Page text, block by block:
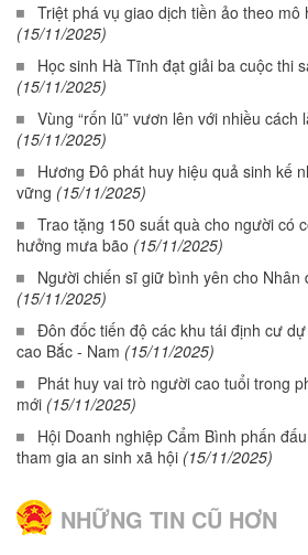
Triệt phá vụ giao dịch tiền ảo theo mô
(15/11/2025)
Học sinh Hà Tĩnh đạt giải ba cuộc thi
(15/11/2025)
Vùng “rốn lũ” vươn lên với nhiều cách
(15/11/2025)
Hương Đô phát huy hiệu quả sinh kế
vững (15/11/2025)
Trao tặng 150 suất quà cho người có
hưởng mưa bão (15/11/2025)
Người chiến sĩ giữ bình yên cho Nhân
(15/11/2025)
Đôn đốc tiến độ các khu tái định cư
cao Bắc - Nam (15/11/2025)
Phát huy vai trò người cao tuổi trong
mới (15/11/2025)
Hội Doanh nghiệp Cẩm Bình phấn
tham gia an sinh xã hội (15/11/2025)
NHỮNG TIN CŨ HƠN